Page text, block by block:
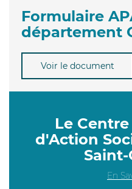
Formulaire
département
Voir le document
Le
d'Action
Saint-
En